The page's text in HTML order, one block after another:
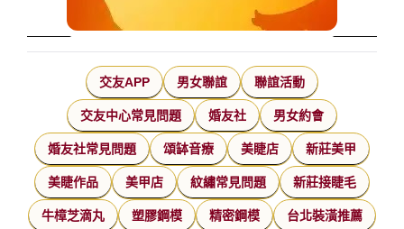
交友APP 男女聯誼 聯誼活動
交友中心常見問題 婚友社 男女約會
婚友社常見問題 頌缽音療 美睫店 新莊美甲
美睫作品 美甲店 紋繡常見問題 新莊接睫毛
牛樟芝滴丸 塑膠鋼模 精密鋼模 台北裝潢推薦